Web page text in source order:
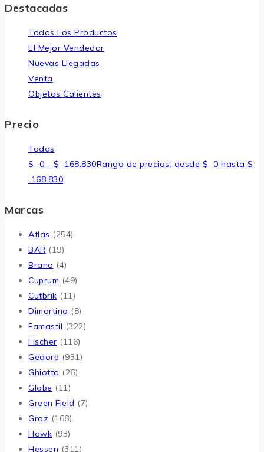
Destacadas
Todos Los Productos
El Mejor Vendedor
Nuevas Llegadas
Venta
Objetos Calientes
Precio
Todos
$
0 - $ 168.830Rango de precios: desde $ 0 hasta $
168.830
Marcas
Atlas (254)
BAR (19)
Brano (4)
Cuprum (49)
Cutbrik (11)
Dimartino (8)
Famastil (322)
Fischer (116)
Gedore (931)
Ghiotto (26)
Globe (11)
Green Field (7)
Groz (168)
Hawk (93)
Hessen (311)